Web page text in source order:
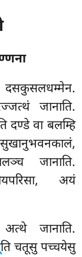
दसकुसलधम्मेन.
जानाति.
दण्डे वा बलम्हि
जानाति.
अयं
जानाति.
ति चतूसु पच्चयेसु